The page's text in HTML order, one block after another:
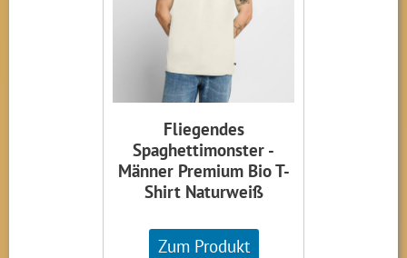
Fliegendes
Spaghettimonster -
Männer Premium Bio T-
Shirt Naturweiß
Zum Produkt